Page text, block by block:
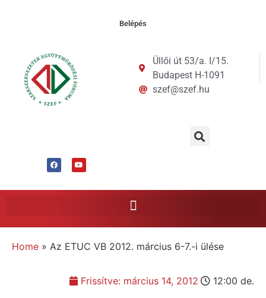
Belépés
Üllői út 53/a. I/15.
Budapest H-1091
szef@szef.hu
Home » Az ETUC VB 2012. március 6-7.-i ülése
Frissítve: március 14, 2012 12:00 de.